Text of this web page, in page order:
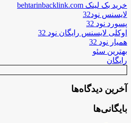
خرید بک لینک behtarinbacklink.com
لایسنس نود32
پسورد نود 32
اوکلی لایسنس رایگان نود 32
همیار نود 32
بهترین سئو
رایگان
آخرین دیدگاه‌ها
بایگانی‌ها